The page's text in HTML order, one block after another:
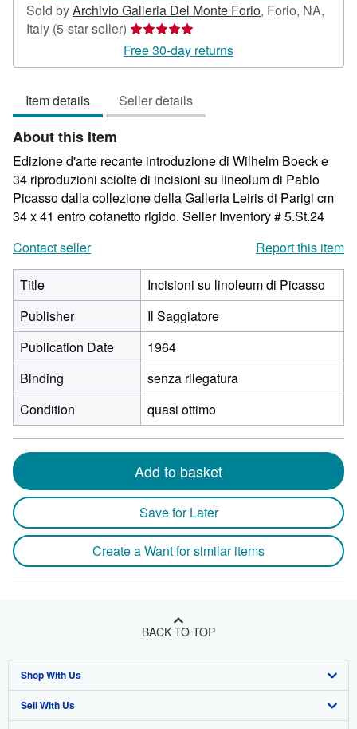
Sold byArchivio Galleria Del Monte Forio, Forio, NA,
Italy (5-star seller) Seller
rating
5
of
5
Free 30-day returns
Item details Seller details
About this Item
Edizione d'arte recante introduzione di Wilhelm Boeck e
34 riproduzioni sciolte di incisioni su lineolum di Pablo
Picasso dalla collezione della Galleria Leiris di Parigi cm
34 x 41 entro cofanetto rigido. Seller Inventory # 5.St.24
Contact seller
Report this item
Title
Incisioni su linoleum di Picasso
Publisher
Il Saggiatore
Publication Date
1964
Binding
senza rilegatura
Condition
quasi ottimo
Add to basket
Save for Later
Create a Want for similar items
BACK TO TOP
Shop With Us
Advanced Search
Sell With Us